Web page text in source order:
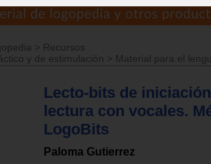
> Recursos
y de estimulación > Material para el
Lecto-bits de
lectura con vocales.
LogoBits
Paloma Gutierrez